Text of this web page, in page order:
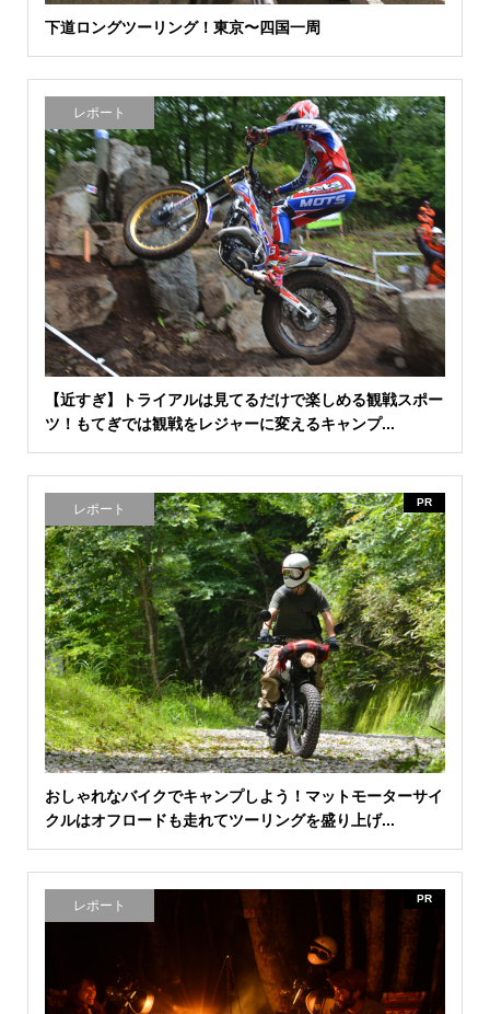
下道ロングツーリング！東京〜四国一周
レポート
【近すぎ】トライアルは見てるだけで楽しめる観戦スポー
ツ！もてぎでは観戦をレジャーに変えるキャンプ...
レポート PR
おしゃれなバイクでキャンプしよう！マットモーターサイ
クルはオフロードも走れてツーリングを盛り上げ...
レポート PR